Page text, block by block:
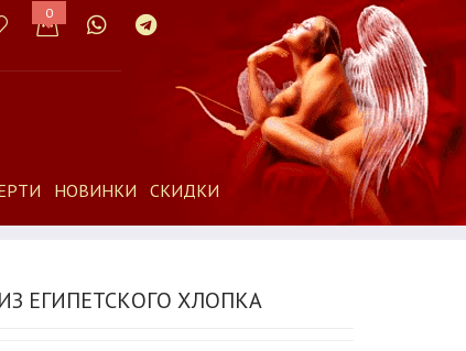
0
НОВИНКИ СКИДКИ
ИЗ ЕГИПЕТСКОГО ХЛОПКА